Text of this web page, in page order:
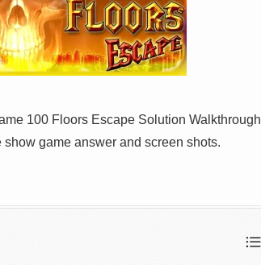
100 Floors Escape Solution Walkthrough
show game answer and screen shots.